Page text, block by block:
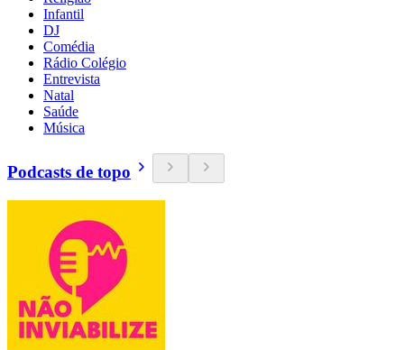
Infantil
DJ
Comédia
Rádio Colégio
Entrevista
Natal
Saúde
Música
Podcasts de topo